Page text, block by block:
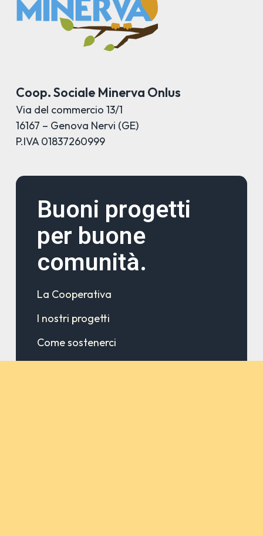
Coop. Sociale Minerva Onlus
Via del commercio 13/1
16167 – Genova Nervi (GE)
P.IVA 01837260999
Buoni progetti
per buone
comunità.
La Cooperativa
I nostri progetti
Come sostenerci